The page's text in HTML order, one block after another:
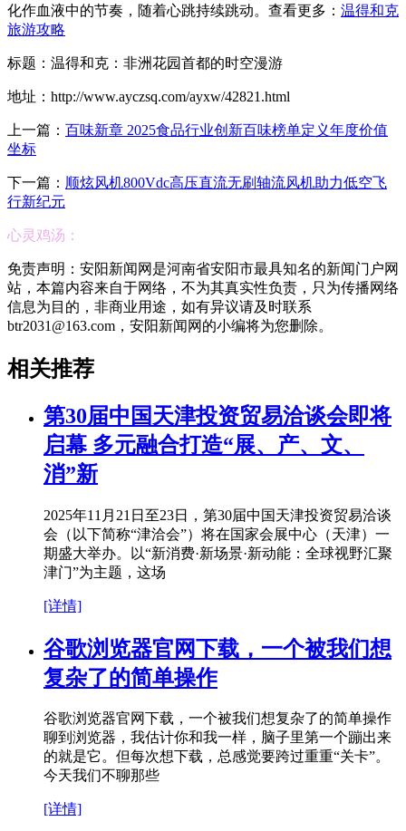
化作血液中的节奏，随着心跳持续跳动。查看更多： 温得和克
旅游攻略
标题：温得和克：非洲花园首都的时空漫游
地址：http://www.ayczsq.com/ayxw/42821.html
上一篇： 百味新章 2025食品行业创新百味榜单定义年度价值
坐标
下一篇： 顺炫风机800Vdc高压直流无刷轴流风机助力低空飞
行新纪元
心灵鸡汤：
免责声明：安阳新闻网是河南省安阳市最具知名的新闻门户网
站，本篇内容来自于网络，不为其真实性负责，只为传播网络
信息为目的，非商业用途，如有异议请及时联系
btr2031@163.com，安阳新闻网的小编将为您删除。
相关推荐
第30届中国天津投资贸易洽谈会即将
启幕 多元融合打造“展、产、文、
消”新
2025年11月21日至23日，第30届中国天津投资贸易洽谈
会（以下简称“津洽会”）将在国家会展中心（天津）一
期盛大举办。以“新消费·新场景·新动能：全球视野汇聚
津门”为主题，这场
[详情]
谷歌浏览器官网下载，一个被我们想
复杂了的简单操作
谷歌浏览器官网下载，一个被我们想复杂了的简单操作
聊到浏览器，我估计你和我一样，脑子里第一个蹦出来
的就是它。但每次想下载，总感觉要跨过重重“关卡”。
今天我们不聊那些
[详情]